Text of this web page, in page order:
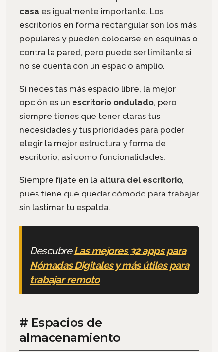
casa es igualmente importante. Los
escritorios en forma rectangular son los más
populares y pueden colocarse en esquinas o
contra la pared, pero puede ser limitante si
no se cuenta con un espacio amplio.
Si necesitas más espacio libre, la mejor
opción es un escritorio ondulado, pero
siempre tienes que tener claras tus
necesidades y tus prioridades para poder
elegir la mejor estructura y forma de
escritorio, así como funcionalidades.
Siempre fíjate en la altura del escritorio,
pues tiene que quedar cómodo para trabajar
sin lastimar tu espalda.
DescubreLas mejores 32 apps para
Nómadas Digitales y más útiles para
trabajar remoto
# Espacios de
almacenamiento